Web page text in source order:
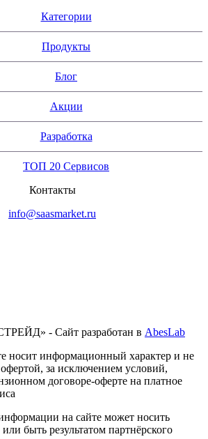
Категории
Продукты
Блог
Акции
Разработка
ТОП 20 Сервисов
Контакты
info@saasmarket.ru
- Сайт разработан в AbesLab
носит информационный характер и не
офертой, за исключением условий,
договоре-оферте на платное
на сайте может носить
или быть результатом партнёрского